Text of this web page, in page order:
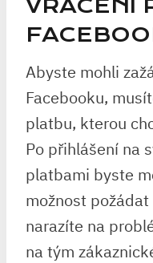
VRÁCENÍ
Abyste mohli
Facebooku,
platbu, kterou
Po přihlášení na
platbami byste
možnost
narazíte na
na tým